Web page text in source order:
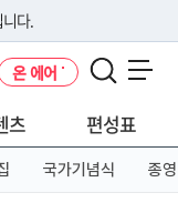
다.
고 있다면 아래 URL에
온 에어
츠 편성표
국가기념식 종영